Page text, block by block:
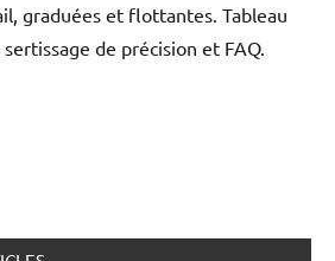
graduées et flottantes. Tableau
de précision et FAQ.